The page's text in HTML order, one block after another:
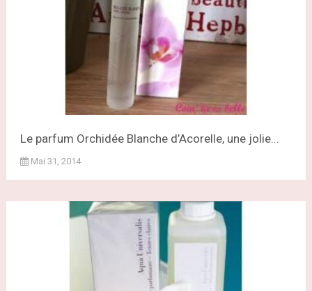
Le parfum Orchidée Blanche d’Acorelle, une jolie...
Mai 31, 2014